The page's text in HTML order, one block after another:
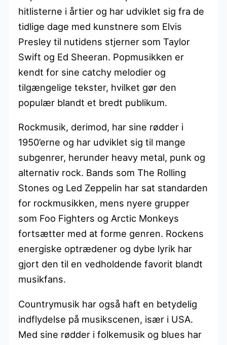
hitlisterne i årtier og har udviklet sig fra de
tidlige dage med kunstnere som Elvis
Presley til nutidens stjerner som Taylor
Swift og Ed Sheeran. Popmusikken er
kendt for sine catchy melodier og
tilgængelige tekster, hvilket gør den
populær blandt et bredt publikum.
Rockmusik, derimod, har sine rødder i
1950’erne og har udviklet sig til mange
subgenrer, herunder heavy metal, punk og
alternativ rock. Bands som The Rolling
Stones og Led Zeppelin har sat standarden
for rockmusikken, mens nyere grupper
som Foo Fighters og Arctic Monkeys
fortsætter med at forme genren. Rockens
energiske optrædener og dybe lyrik har
gjort den til en vedholdende favorit blandt
musikfans.
Countrymusik har også haft en betydelig
indflydelse på musikscenen, især i USA.
Med sine rødder i folkemusik og blues har